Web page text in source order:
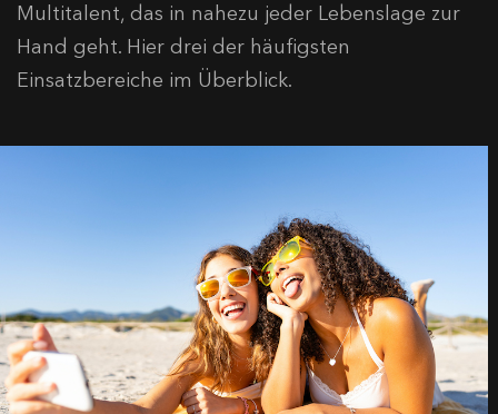
Multitalent, das in nahezu jeder Lebenslage zur
Hand geht. Hier drei der häufigsten
Einsatzbereiche im Überblick.